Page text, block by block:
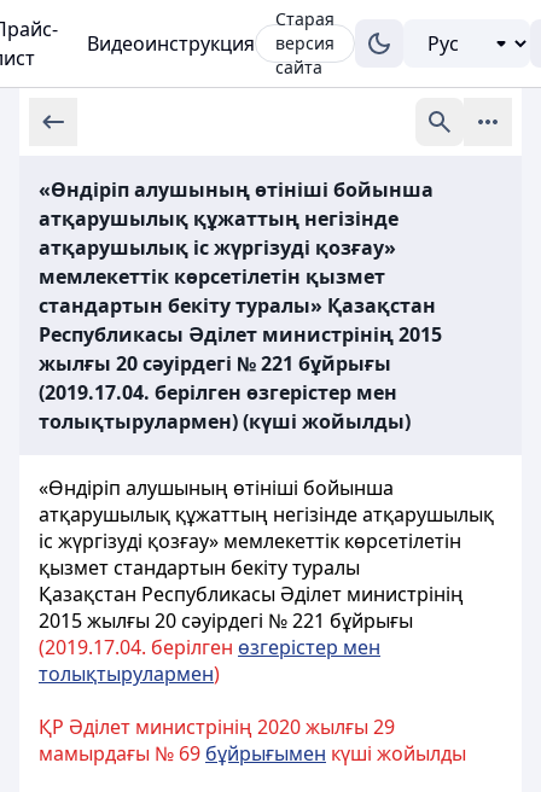
Видеоинструкция
Старая
версия
сайта
«Өндіріп алушының өтініші бойынша
атқарушылық құжаттың негізінде
атқарушылық іс жүргізуді қозғау»
мемлекеттік көрсетілетін қызмет
стандартын бекіту туралы» Қазақстан
Республикасы Әділет министрінің 2015
жылғы 20 сәуірдегі № 221 бұйрығы
(2019.17.04. берілген өзгерістер мен
толықтырулармен) (күші жойылды)
«Өндіріп алушының өтініші бойынша
атқарушылық құжаттың негізінде атқарушылық
іс жүргізуді қозғау» мемлекеттік көрсетілетін
қызмет стандартын бекіту туралы
Қазақстан Республикасы Әділет министрінің
2015 жылғы 20 сәуірдегі № 221 бұйрығы
(2019.17.04. берілген өзгерістер мен
толықтырулармен)
ҚР Әділет министрінің 2020 жылғы 29
мамырдағы № 69 бұйрығымен күші жойылды